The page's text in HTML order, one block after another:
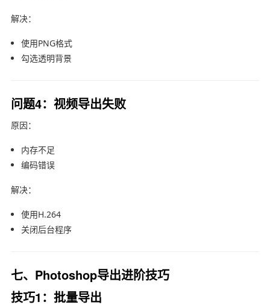
解决：
使用PNG格式
勾选透明背景
问题4：视频导出失败
原因：
内存不足
编码错误
解决：
使用H.264
关闭后台程序
七、Photoshop导出进阶技巧
技巧1：批量导出